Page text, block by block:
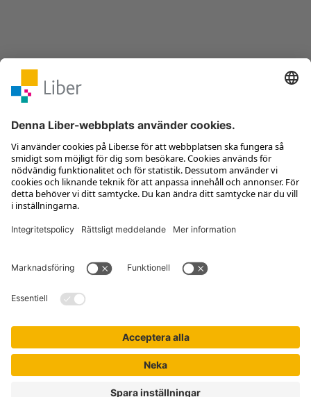
Kontakta kundservice
Jobba hos oss
Om Liber
Nyhetsbrev